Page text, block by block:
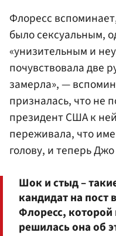
Флоресс
было сексуальным,
«унизительным и
почувствовала две
замерла», —
призналась, что не
президент США к
переживала, что
голову, и теперь
Шок и стыд –
кандидат на пост
Флоресс, которой
решилась она об